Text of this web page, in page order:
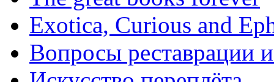
Exotica, Curious and
Вопросы реставрации